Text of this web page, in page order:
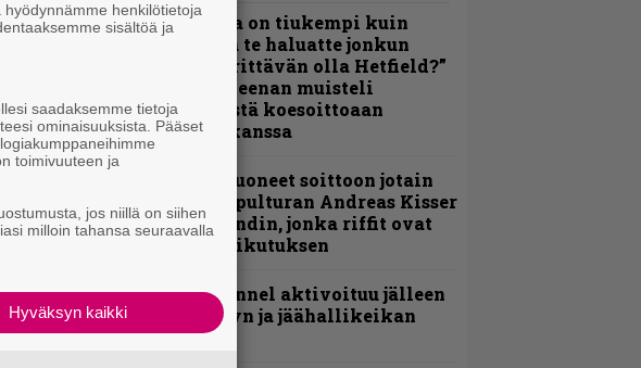
”Metallica on tiukempi kuin
koskaan ja te haluatte jonkun
nulikan yrittävän olla Hetfield?”
– Pepper Keenan muisteli
ensimmäistä koesoittoaan
hevijätin kanssa
”He ovat tuoneet soittoon jotain
uutta” – Sepulturan Andreas Kisser
nimeää bändin, jonka riffit ovat
tehneet vaikutuksen
Blind Channel aktivoituu jälleen
uuden levyn ja jäähallikeikan
merkeissä
hyödynnämme henkilötietoja
sisältöä ja
saadaksemme tietoja
ominaisuuksista. Pääset
toimivuuteen ja
jos niillä on siihen
milloin tahansa seuraavalla
Hyväksyn kaikki